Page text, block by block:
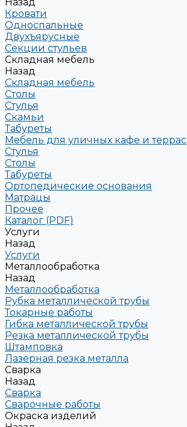
Кровати
Односпальные
Двухъярусные
Секции стульев
Складная мебель
Назад
Складная мебель
Столы
Стулья
Скамьи
Табуреты
Мебель для уличных кафе и террас
Стулья
Столы
Табуреты
Ортопедические основания
Матрацы
Прочее
Каталог (PDF)
Услуги
Назад
Услуги
Металлообработка
Назад
Металлообработка
Рубка металлической трубы
Токарные работы
Гибка металлической трубы
Резка металлической трубы
Штамповка
Лазерная резка металла
Сварка
Назад
Сварка
Сварочные работы
Окраска изделий